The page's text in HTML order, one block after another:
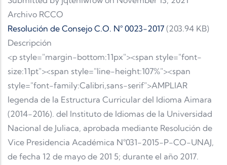
Archivo RCCO
Resolución de Consejo C.O. N° 0023-2017 (203.94 KB)
Descripción
<p style="margin-bottom:11px"><span style="font-
size:11pt"><span style="line-height:107%"><span
style="font-family:Calibri,sans-serif">AMPLIAR
legenda de la Estructura Curricular del Idioma Aimara
(2014-2016). del Instituto de Idiomas de la Universidad
Nacional de Juliaca, aprobada mediante Resolución de
Vice Presidencia Académica N°031-2015-P-CO-UNAJ,
de fecha 12 de mayo de 201 5; durante el año 2017.